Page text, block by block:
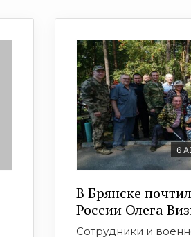
6
В Брянске
России Олега
Сотрудники и